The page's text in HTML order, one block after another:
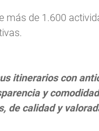
más de 1.600
itinerarios con
y
de calidad y